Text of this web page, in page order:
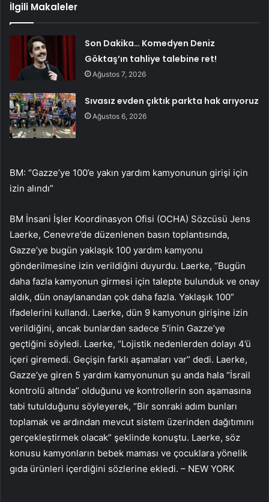
İlgili Makaleler
Son Dakika… Komedyen Deniz
Göktaş’ın tahliye talebine ret!
Ağustos 7, 2026
Sıvasız evden çıktık parkta hak arıyoruz
Ağustos 6, 2026
BM: “Gazze’ye 100’e yakın yardım kamyonunun girişi için
izin alındı”
BM İnsani İşler Koordinasyon Ofisi (OCHA) Sözcüsü Jens
Laerke, Cenevre’de düzenlenen basın toplantısında,
Gazze’ye bugün yaklaşık 100 yardım kamyonu
gönderilmesine izin verildiğini duyurdu. Laerke, “Bugün
daha fazla kamyonun girmesi için talepte bulunduk ve onay
aldık, dün onaylanandan çok daha fazla. Yaklaşık 100”
ifadelerini kullandı. Laerke, dün 9 kamyonun girişine izin
verildiğini, ancak bunlardan sadece 5’inin Gazze’ye
geçtiğini söyledi. Laerke, “Lojistik nedenlerden dolayı 4’ü
içeri giremedi. Geçişin farklı aşamaları var” dedi. Laerke,
Gazze’ye giren 5 yardım kamyonunun şu anda hala “İsrail
kontrolü altında” olduğunu ve kontrollerin son aşamasına
tabi tutulduğunu söyleyerek, “Bir sonraki adım bunları
toplamak ve ardından mevcut sistem üzerinden dağıtımını
gerçekleştirmek olacak” şeklinde konuştu. Laerke, söz
konusu kamyonların bebek maması ve çocuklara yönelik
gıda ürünleri içerdiğini sözlerine ekledi. – NEW YORK